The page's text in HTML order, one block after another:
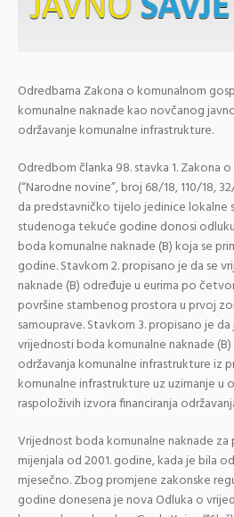
Odredbama Zakona o komunalnom
komunalne naknade kao novčanog
održavanje komunalne infrastrukture.
Odredbom članka 98. stavka 1. Zakona
(“Narodne novine”, broj 68/18, 110/18,
da predstavničko tijelo jedinice lokalne
studenoga tekuće godine donosi
boda komunalne naknade (B) koja se
godine. Stavkom 2. propisano je da se
naknade (B) određuje u eurima po
površine stambenog prostora u prvoj
samouprave. Stavkom 3. propisano je
vrijednosti boda komunalne naknade
održavanja komunalne infrastrukture iz
komunalne infrastrukture uz uzimanje u
raspoloživih izvora financiranja
Vrijednost boda komunalne naknade za
mijenjala od 2001. godine, kada je bila
mjesečno. Zbog promjene zakonske
godine donesena je nova Odluka o